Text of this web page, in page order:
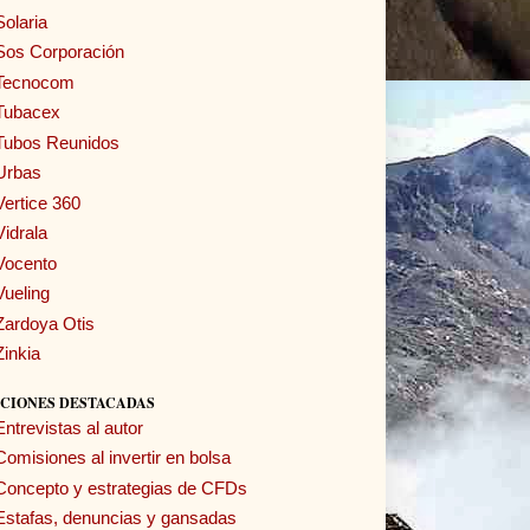
Corporación
Reunidos
360
Otis
DESTACADAS
al autor
al invertir en bolsa
y estrategias de CFDs
denuncias y gansadas